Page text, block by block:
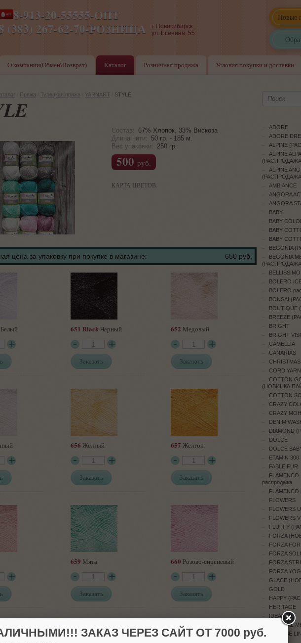
Новые
8-913-20-55555-ОПТ
(383) 267-62-70-РОЗНИЦА
ПТ 8-17,СБ-ВС 9-17
г. Новосибирск
ул. Есенина, 55
О компании(Обмен\Возврат) Каталог Розничная продажа Условия покупки и доставки
Пряжа Турецкая пряжа YARNART STYLE
Состав:
67% Хлопок, 33% Вискоза
Длина нити:
50 гр. - 185 м.
Вес упаковки:
250 гр.
500 руб.
КАРТА ЦВЕТОВ
цена за упаковку при покупке в магазине: 650 руб.
Белый 651 Black Черный
Заказать
652 Медовый
Заказать
656 Желтый
Заказать
657 Желток
Заказать
659 Мята
Заказать
660 Розово-сиреневый
Заказать
ADORE
ADORE
ALPINE
ALPINE
ALPINE
AMBIANCE
ANGORA
ANGORA
BABY
BABY
BABY
BABY
BEGONIA
BEGONIA
BELLISSIMO
BOLERO
BOLERO
BONSAI
BREEZE
BRIGHT
BRIGHT
CAMELLIA
CANARIAS
CHRISTMAS
CORD
COTTON
(НОВИНКА
COTTON
CRAZY
CRAZY
DENIM
DIAMOND
DOLCE
DOLCE
ETAMIN 300
FABLE FUR
FLAMENCO
распродажа
FLAMENCO
FLOWERS
FLOWERS
FLOWERS
FLUFFY
FORZA
FORZA
FORZA
FORZA
FORZA
GLACE
GOLD
HAPPY
HERITAGE
IDEAL
IMPERIAL
INTENSE
ЗАКАЗ ЧЕРЕЗ САЙТ ОТ 7000 руб.